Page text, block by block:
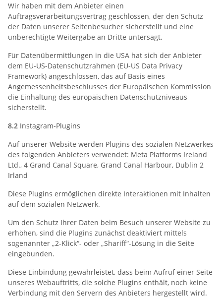
Wir haben mit dem Anbieter einen
Auftragsverarbeitungsvertrag geschlossen, der den Schutz
der Daten unserer Seitenbesucher sicherstellt und eine
unberechtigte Weitergabe an Dritte untersagt.
Für Datenübermittlungen in die USA hat sich der Anbieter
dem EU-US-Datenschutzrahmen (EU-US Data Privacy
Framework) angeschlossen, das auf Basis eines
Angemessenheitsbeschlusses der Europäischen Kommission
die Einhaltung des europäischen Datenschutzniveaus
sicherstellt.
8.2 Instagram-Plugins
Auf unserer Website werden Plugins des sozialen Netzwerkes
des folgenden Anbieters verwendet: Meta Platforms Ireland
Ltd., 4 Grand Canal Square, Grand Canal Harbour, Dublin 2
Irland
Diese Plugins ermöglichen direkte Interaktionen mit Inhalten
auf dem sozialen Netzwerk.
Um den Schutz Ihrer Daten beim Besuch unserer Website zu
erhöhen, sind die Plugins zunächst deaktiviert mittels
sogenannter „2-Klick“- oder „Shariff“-Lösung in die Seite
eingebunden.
Diese Einbindung gewährleistet, dass beim Aufruf einer Seite
unseres Webauftritts, die solche Plugins enthält, noch keine
Verbindung mit den Servern des Anbieters hergestellt wird.